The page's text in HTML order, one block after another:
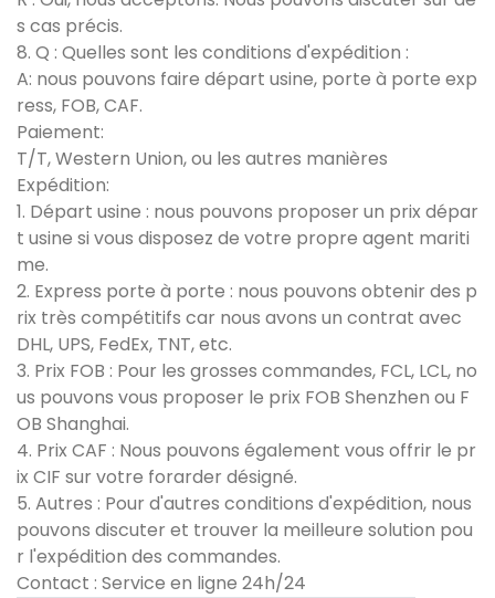
s cas précis.
8. Q : Quelles sont les conditions d'expédition :
A: nous pouvons faire départ usine, porte à porte exp
ress, FOB, CAF.
Paiement:
T/T, Western Union, ou les autres manières
Expédition:
1. Départ usine : nous pouvons proposer un prix dépar
t usine si vous disposez de votre propre agent mariti
me.
2. Express porte à porte : nous pouvons obtenir des p
rix très compétitifs car nous avons un contrat avec
DHL, UPS, FedEx, TNT, etc.
3. Prix FOB : Pour les grosses commandes, FCL, LCL, no
us pouvons vous proposer le prix FOB Shenzhen ou F
OB Shanghai.
4. Prix CAF : Nous pouvons également vous offrir le pr
ix CIF sur votre forarder désigné.
5. Autres : Pour d'autres conditions d'expédition, nous
pouvons discuter et trouver la meilleure solution pou
r l'expédition des commandes.
Contact : Service en ligne 24h/24